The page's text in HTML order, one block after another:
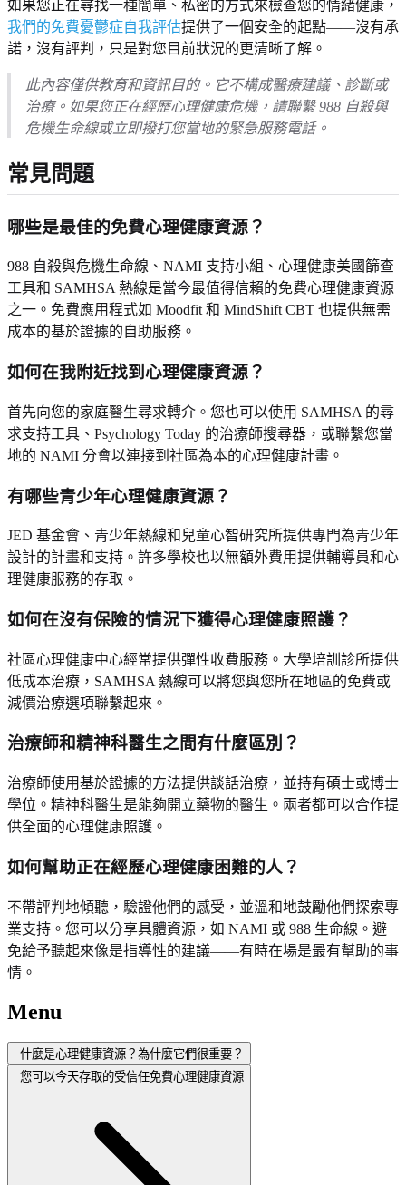
如果您正在尋找一種簡單、私密的方式來檢查您的情緒健康，
我們的免費憂鬱症自我評估提供了一個安全的起點——沒有承
諾，沒有評判，只是對您目前狀況的更清晰了解。
此內容僅供教育和資訊目的。它不構成醫療建議、診斷或
治療。如果您正在經歷心理健康危機，請聯繫 988 自殺與
危機生命線或立即撥打您當地的緊急服務電話。
常見問題
哪些是最佳的免費心理健康資源？
988 自殺與危機生命線、NAMI 支持小組、心理健康美國篩查
工具和 SAMHSA 熱線是當今最值得信賴的免費心理健康資源
之一。免費應用程式如 Moodfit 和 MindShift CBT 也提供無需
成本的基於證據的自助服務。
如何在我附近找到心理健康資源？
首先向您的家庭醫生尋求轉介。您也可以使用 SAMHSA 的尋
求支持工具、Psychology Today 的治療師搜尋器，或聯繫您當
地的 NAMI 分會以連接到社區為本的心理健康計畫。
有哪些青少年心理健康資源？
JED 基金會、青少年熱線和兒童心智研究所提供專門為青少年
設計的計畫和支持。許多學校也以無額外費用提供輔導員和心
理健康服務的存取。
如何在沒有保險的情況下獲得心理健康照護？
社區心理健康中心經常提供彈性收費服務。大學培訓診所提供
低成本治療，SAMHSA 熱線可以將您與您所在地區的免費或
減價治療選項聯繫起來。
治療師和精神科醫生之間有什麼區別？
治療師使用基於證據的方法提供談話治療，並持有碩士或博士
學位。精神科醫生是能夠開立藥物的醫生。兩者都可以合作提
供全面的心理健康照護。
如何幫助正在經歷心理健康困難的人？
不帶評判地傾聽，驗證他們的感受，並溫和地鼓勵他們探索專
業支持。您可以分享具體資源，如 NAMI 或 988 生命線。避
免給予聽起來像是指導性的建議——有時在場是最有幫助的事
情。
Menu
什麼是心理健康資源？為什麼它們很重要？
您可以今天存取的受信任免費心理健康資源